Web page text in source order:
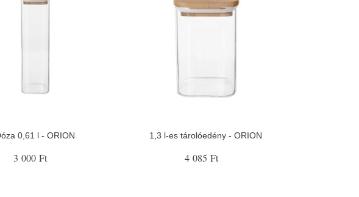
0,61 l - ORION
3 000 Ft
1,3 l-es tárolóedény - ORION
4 085 Ft